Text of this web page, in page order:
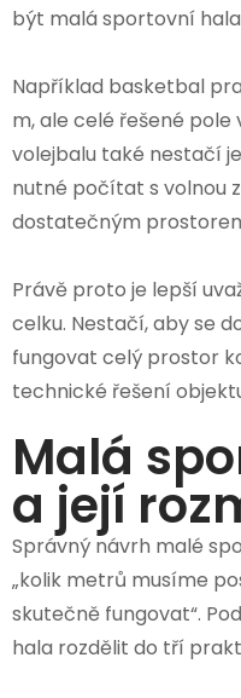
být malá sportovní
Například basketbal
m, ale celé řešené pole
volejbalu také nestačí
nutné počítat s volnou
dostatečným
Právě proto je lepší
celku. Nestačí, aby se
fungovat celý prostor
technické řešení
Malá
a její
Správný návrh malé
„kolik metrů musíme
skutečně fungovat“.
hala rozdělit do tří